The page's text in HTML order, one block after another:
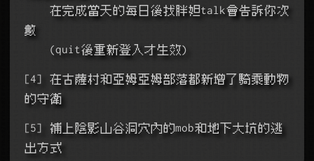
數
    (quit後重新登入才生效)
[4] 在古薩村和亞姆亞姆部落都新增了騎乘動物
的守衛
[5] 補上陰影山谷洞穴內的mob和地下大坑的逃
出方式